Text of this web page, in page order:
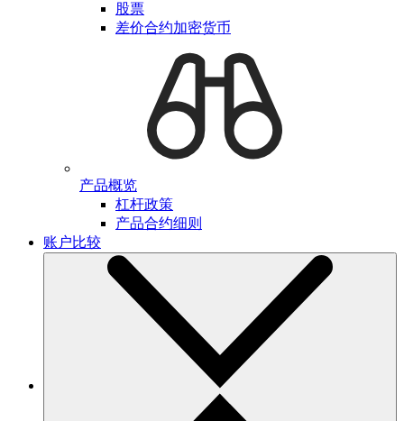
股票
差价合约加密货币
产品概览
杠杆政策
产品合约细则
账户比较